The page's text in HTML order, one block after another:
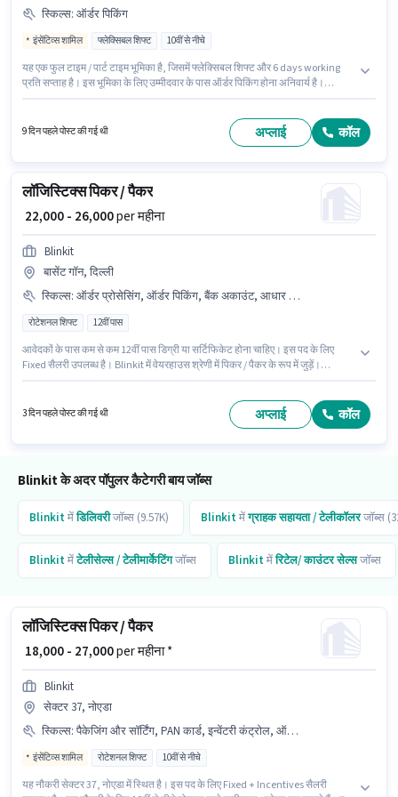
स्किल्स: ऑर्डर पिकिंग
इंसेंटिव्स शामिल फ्लेक्सिबल शिफ्ट 10वीं से नीचे
यह एक फुल टाइम / पार्ट टाइम भूमिका है, जिसमें फ्लेक्सिबल शिफ्ट और 6 days working
प्रति सप्ताह है। इस भूमिका के लिए उम्मीदवार के पास ऑर्डर पिकिंग होना अनिवार्य है।
उम्मीदवार आवेदन कर सकते हैं। इस भूमिका में Fixed + Incentives वेतन संरचना मिलती
9 दिन पहले पोस्ट की गई थी अप्लाई कॉल
लॉजिस्टिक्स पिकर / पैकर
₹ 22,000 - 26,000per महीना
Blinkit
बासेंट गॉन, दिल्ली
स्किल्स: ऑर्डर प्रोसेसिंग, ऑर्डर पिकिंग, बैंक अकाउंट, आधार कार्ड, बाइक, इन्वेंटरी कंट्रोल, 2-व्हीलर ड्राइविंग लाइसेंस, PAN कार्ड, पैकेजिंग और सॉर्टिंग, स्टॉक टेकिंग
रोटेशनल शिफ्ट 12वीं पास
आवेदकों के पास कम से कम 12वीं पास डिग्री या सर्टिफिकेट होना चाहिए। इस पद के लिए
Fixed सैलरी उपलब्ध है। Blinkit में वेयरहाउस श्रेणी में पिकर / पैकर के रूप में जुड़ें।
दस्तावेज़ PAN कार्ड, आधार कार्ड, 2-व्हीलर ड्राइविंग लाइसेंस, बैंक अकाउंट आवश्यक हैं।
3 दिन पहले पोस्ट की गई थी अप्लाई कॉल
Blinkit के अदर पॉपुलर कैटेगरी बाय जॉब्स
Blinkitमेंडिलिवरीजॉब्स (9.57K) Blinkitमेंग्राहक सहायता / टेलीकॉलरजॉब्स
Blinkitमेंटेलीसेल्स / टेलीमार्केटिंगजॉब्स Blinkitमेंरिटेल/ काउंटर सेल्सजॉब्स
लॉजिस्टिक्स पिकर / पैकर
₹ 18,000 - 27,000per महीना *
Blinkit
सेक्टर 37, नोएडा
स्किल्स: पैकेजिंग और सॉर्टिंग, PAN कार्ड, इन्वेंटरी कंट्रोल, ऑर्डर पिकिंग, आधार कार्ड, ऑर्डर प्रोसेसिंग
इंसेंटिव्स शामिल रोटेशनल शिफ्ट 10वीं से नीचे
यह नौकरी सेक्टर 37, नोएडा में स्थित है। इस पद के लिए Fixed + Incentives सैलरी